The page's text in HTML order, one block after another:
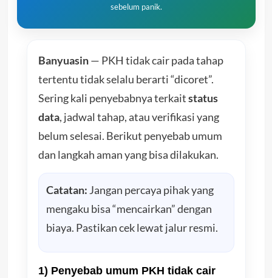
sebelum panik.
Banyuasin— PKH tidak cair pada tahap
tertentu tidak selalu berarti “dicoret”.
Sering kali penyebabnya terkaitstatus
data, jadwal tahap, atau verifikasi yang
belum selesai. Berikut penyebab umum
dan langkah aman yang bisa dilakukan.
Catatan: Jangan percaya pihak yang
mengaku bisa “mencairkan” dengan
biaya. Pastikan cek lewat jalur resmi.
1) Penyebab umum PKH tidak cair